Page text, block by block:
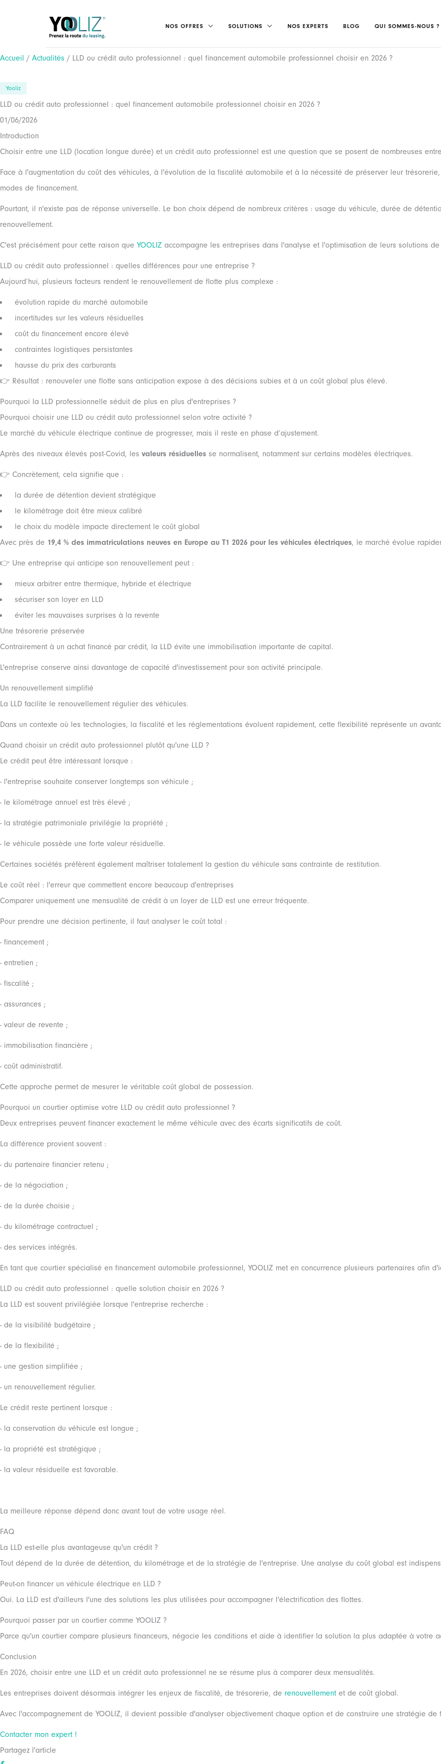
NOS OFFRES SOLUTIONS NOS EXPERTS BLOG QUI SOMMES-NOUS ?
Accueil / Actualités / LLD ou crédit auto professionnel : quel financement automobile professionnel choisir en 2026 ?
Yooliz
LLD ou crédit auto professionnel : quel financement automobile professionnel choisir en 2026 ?
01/06/2026
Introduction
Choisir entre une LLD (location longue durée) et un crédit auto professionnel est une question que se posent de nombreuses
Face à l'augmentation du coût des véhicules, à l'évolution de la fiscalité automobile et à la nécessité de préserver leur
modes de financement.
Pourtant, il n'existe pas de réponse universelle. Le bon choix dépend de nombreux critères : usage du véhicule, durée de
renouvellement.
C'est précisément pour cette raison que YOOLIZ accompagne les entreprises dans l'analyse et l'optimisation de leurs solutions
LLD ou crédit auto professionnel : quelles différences pour une entreprise ?
Aujourd’hui, plusieurs facteurs rendent le renouvellement de flotte plus complexe :
évolution rapide du marché automobile
incertitudes sur les valeurs résiduelles
coût du financement encore élevé
contraintes logistiques persistantes
hausse du prix des carburants
👉 Résultat : renouveler une flotte sans anticipation expose à des décisions subies et à un coût global plus élevé.
Pourquoi la LLD professionnelle séduit de plus en plus d'entreprises ?
Pourquoi choisir une LLD ou crédit auto professionnel selon votre activité ?
Le marché du véhicule électrique continue de progresser, mais il reste en phase d’ajustement.
Après des niveaux élevés post-Covid, les valeurs résiduelles se normalisent, notamment sur certains modèles électriques.
👉 Concrètement, cela signifie que :
la durée de détention devient stratégique
le kilométrage doit être mieux calibré
le choix du modèle impacte directement le coût global
Avec près de 19,4 % des immatriculations neuves en Europe au T1 2026 pour les véhicules électriques, le marché évolue
👉 Une entreprise qui anticipe son renouvellement peut :
mieux arbitrer entre thermique, hybride et électrique
sécuriser son loyer en LLD
éviter les mauvaises surprises à la revente
Une trésorerie préservée
Contrairement à un achat financé par crédit, la LLD évite une immobilisation importante de capital.
L'entreprise conserve ainsi davantage de capacité d'investissement pour son activité principale.
Un renouvellement simplifié
La LLD facilite le renouvellement régulier des véhicules.
Dans un contexte où les technologies, la fiscalité et les réglementations évoluent rapidement, cette flexibilité représente un
Quand choisir un crédit auto professionnel plutôt qu'une LLD ?
Le crédit peut être intéressant lorsque :
- l'entreprise souhaite conserver longtemps son véhicule ;
- le kilométrage annuel est très élevé ;
- la stratégie patrimoniale privilégie la propriété ;
- le véhicule possède une forte valeur résiduelle.
Certaines sociétés préfèrent également maîtriser totalement la gestion du véhicule sans contrainte de restitution.
Le coût réel : l'erreur que commettent encore beaucoup d'entreprises
Comparer uniquement une mensualité de crédit à un loyer de LLD est une erreur fréquente.
Pour prendre une décision pertinente, il faut analyser le coût total :
- financement ;
- entretien ;
- fiscalité ;
- assurances ;
- valeur de revente ;
- immobilisation financière ;
- coût administratif.
Cette approche permet de mesurer le véritable coût global de possession.
Pourquoi un courtier optimise votre LLD ou crédit auto professionnel ?
Deux entreprises peuvent financer exactement le même véhicule avec des écarts significatifs de coût.
La différence provient souvent :
- du partenaire financier retenu ;
- de la négociation ;
- de la durée choisie ;
- du kilométrage contractuel ;
- des services intégrés.
En tant que courtier spécialisé en financement automobile professionnel, YOOLIZ met en concurrence plusieurs partenaires afin
LLD ou crédit auto professionnel : quelle solution choisir en 2026 ?
La LLD est souvent privilégiée lorsque l'entreprise recherche :
- de la visibilité budgétaire ;
- de la flexibilité ;
- une gestion simplifiée ;
- un renouvellement régulier.
Le crédit reste pertinent lorsque :
- la conservation du véhicule est longue ;
- la propriété est stratégique ;
- la valeur résiduelle est favorable.
La meilleure réponse dépend donc avant tout de votre usage réel.
FAQ
La LLD est-elle plus avantageuse qu'un crédit ?
Tout dépend de la durée de détention, du kilométrage et de la stratégie de l'entreprise. Une analyse du coût global est
Peut-on financer un véhicule électrique en LLD ?
Oui. La LLD est d'ailleurs l'une des solutions les plus utilisées pour accompagner l'électrification des flottes.
Pourquoi passer par un courtier comme YOOLIZ ?
Parce qu'un courtier compare plusieurs financeurs, négocie les conditions et aide à identifier la solution la plus adaptée à votre
Conclusion
En 2026, choisir entre une LLD et un crédit auto professionnel ne se résume plus à comparer deux mensualités.
Les entreprises doivent désormais intégrer les enjeux de fiscalité, de trésorerie, de renouvellement et de coût global.
Avec l'accompagnement de YOOLIZ, il devient possible d'analyser objectivement chaque option et de construire une stratégie
Contacter mon expert !
Partagez l'article